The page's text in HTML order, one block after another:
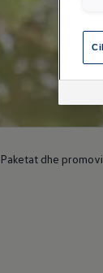
Paketat dhe